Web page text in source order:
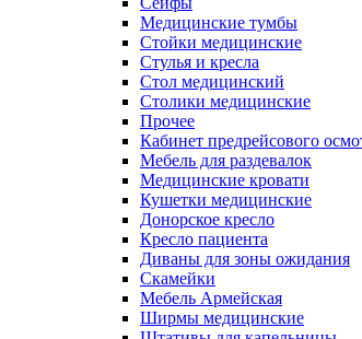
Медицинские тумбы
Стойки медицинские
Cтулья и кресла
Стол медицинский
Столики медицинские
Прочее
Кабинет предрейсового
Мебель для раздевалок
Медицинские кровати
Кушетки медицинские
Донорское кресло
Кресло пациента
Диваны для зоны ожидания
Скамейки
Мебель Армейская
Ширмы медицинские